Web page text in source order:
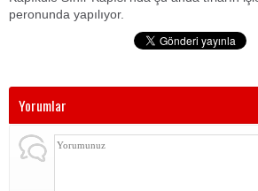
peronunda yapılıyor.
Yorumlar